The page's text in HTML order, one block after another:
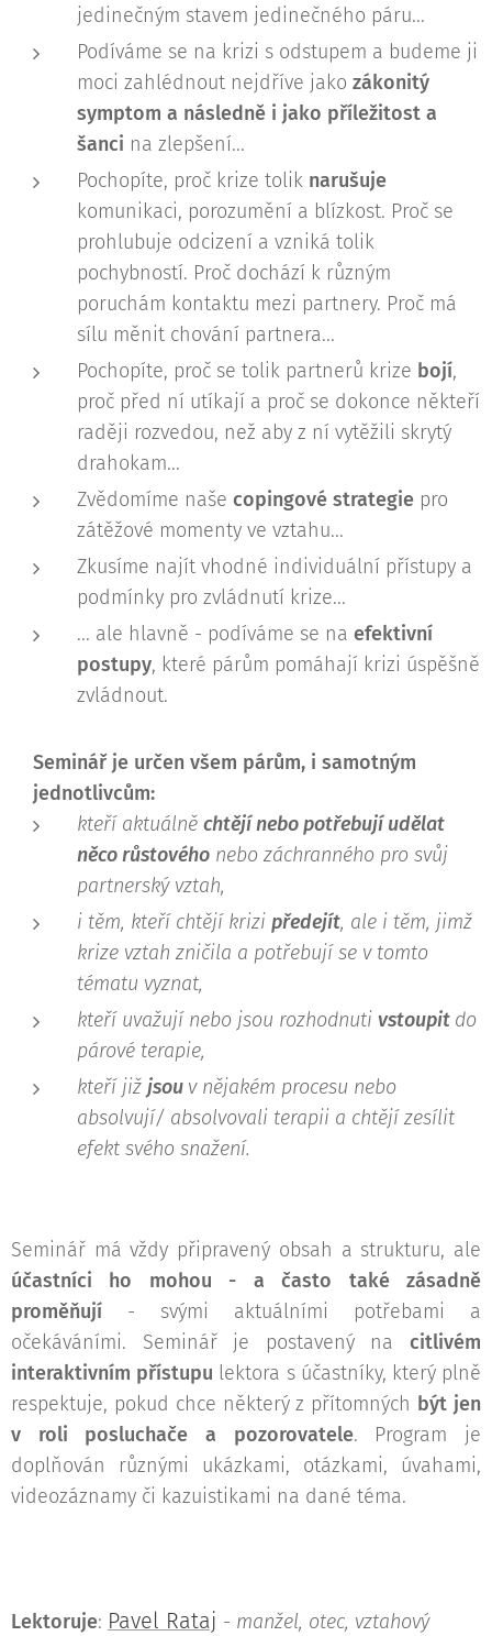
jedinečným stavem jedinečného páru...
Podíváme se na krizi s odstupem a budeme ji
moci zahlédnout nejdříve jako zákonitý
symptom a následně i jako příležitost a
šanci na zlepšení...
Pochopíte, proč krize tolik narušuje
komunikaci, porozumění a blízkost. Proč se
prohlubuje odcizení a vzniká tolik
pochybností. Proč dochází k různým
poruchám kontaktu mezi partnery. Proč má
sílu měnit chování partnera...
Pochopíte, proč se tolik partnerů krize bojí,
proč před ní utíkají a proč se dokonce někteří
raději rozvedou, než aby z ní vytěžili skrytý
drahokam...
Zvědomíme naše copingové strategie pro
zátěžové momenty ve vztahu...
Zkusíme najít vhodné individuální přístupy a
podmínky pro zvládnutí krize...
... ale hlavně - podíváme se na efektivní
postupy, které párům pomáhají krizi úspěšně
zvládnout.
Seminář je určen všem párům, i samotným
jednotlivcům:
kteří aktuálně chtějí nebo potřebují udělat
něco růstového nebo záchranného pro svůj
partnerský vztah,
i těm, kteří chtějí krizi předejít, ale i těm, jimž
krize vztah zničila a potřebují se v tomto
tématu vyznat,
kteří uvažují nebo jsou rozhodnuti vstoupit do
párové terapie,
kteří již jsou v nějakém procesu nebo
absolvují/ absolvovali terapii a chtějí zesílit
efekt svého snažení.
Seminář má vždy připravený obsah a strukturu, ale
účastníci ho mohou - a často také zásadně
proměňují - svými aktuálními potřebami a
očekáváními. Seminář je postavený na citlivém
interaktivním přístupu lektora s účastníky, který plně
respektuje, pokud chce některý z přítomných být jen
v roli posluchače a pozorovatele. Program je
doplňován různými ukázkami, otázkami, úvahami,
videozáznamy či kazuistikami na dané téma.
Lektoruje: Pavel Rataj - manžel, otec, vztahový